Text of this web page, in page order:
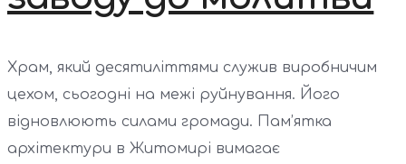
Храм, який десятиліттями служив виробничим
цехом, сьогодні на межі руйнування. Його
відновлюють силами громади. Пам’ятка
архітектури в Житомирі вимагає